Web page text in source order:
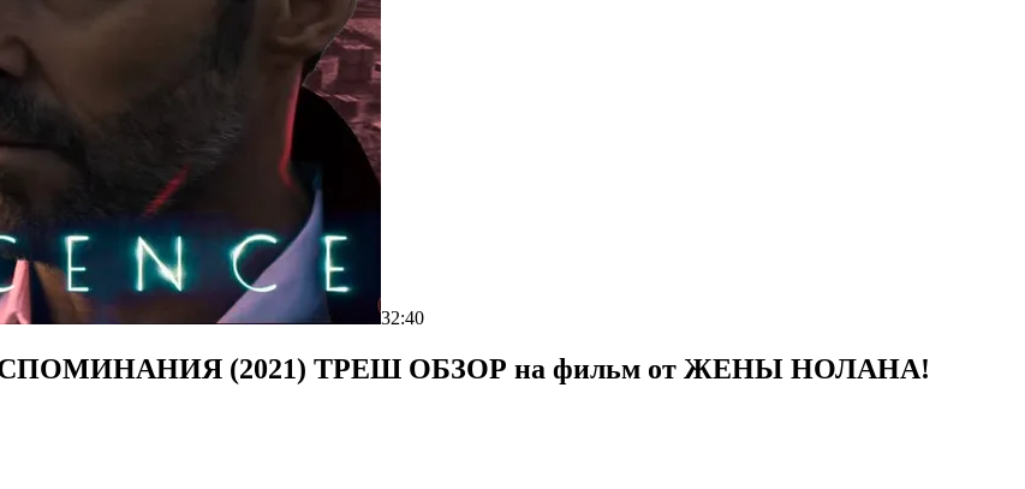
32:40
ВОСПОМИНАНИЯ (2021) ТРЕШ ОБЗОР на фильм от ЖЕНЫ НОЛАНА!